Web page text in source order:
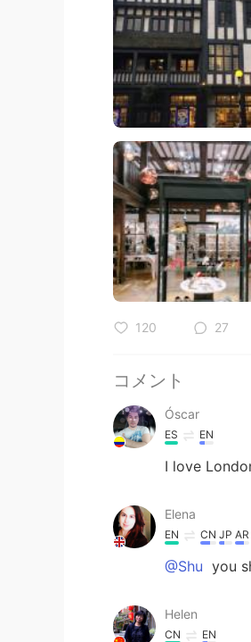
120 27
コメント
Óscar
ES EN
I love
Elena
EN CN JP AR
@Shu you
Helen
CN EN